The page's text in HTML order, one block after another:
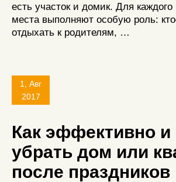
есть участок и домик. Для каждого
места выполняют особую роль:
отдыхать к родителям, …
1, Авг
2017
Как эффективно
убрать дом или
после праздников